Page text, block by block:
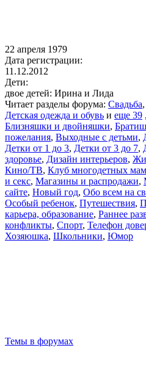
22 апреля 1979
Дата регистрации:
11.12.2012
Дети:
двое детей: Ирина и Лида
Читает разделы форума: Свадьба,
Детская одежда и обувь и еще 39 ,
Близняшки и двойняшки,
пожелания, Выходные с детьми,
Детки от 1 до 3, Детки от 3 до 7,
здоровье, Дизайн интерьеров,
Кино/ТВ, Клуб многодетных мам
и секс, Магазины и распродажи,
сайте, Новый год, Обо всем на
Особый ребенок, Путешествия,
карьера, образование, Раннее
конфликты, Спорт, Телефон
Хозяюшка, Школьники, Юмор
Темы в форумах